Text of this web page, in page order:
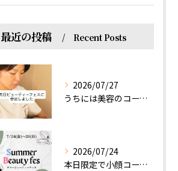
最近の投稿 Recent Posts
2026/07/27
うちには美容のコースもあるって伝えなきゃ！えっほっえxty
2026/07/24
本日限定で小顔コース体験(ワンコイン)実施します！